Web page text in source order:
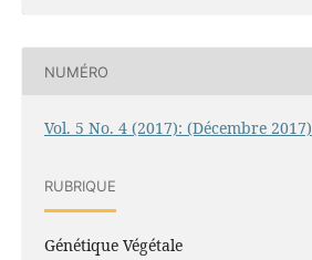
NUMÉRO
Vol. 5 No. 4 (2017): (Décembre 2017)
RUBRIQUE
Génétique Végétale